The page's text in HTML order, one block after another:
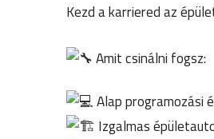
Kezd a karriered az
Amit csinálni fogsz:
Alap programozási
Izgalmas